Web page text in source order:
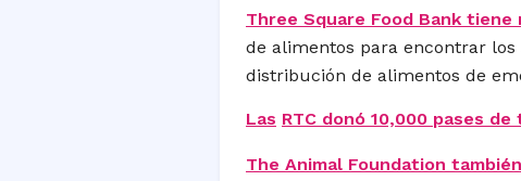
Three Square Food Bank
de alimentos para encontrar
distribución de alimentos de
Las RTC donó 10,000 pases
The Animal Foundation